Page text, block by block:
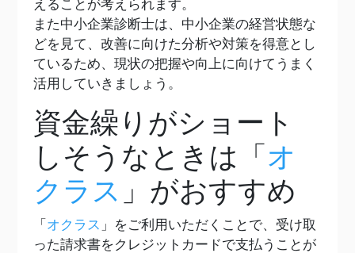
えることが考えられます。
また中小企業診断士は、中小企業の経営状態な
どを見て、改善に向けた分析や対策を得意とし
ているため、現状の把握や向上に向けてうまく
活用していきましょう。
資金繰りがショート
しそうなときは「 オ
クラス 」がおすすめ
「 オクラス 」をご利用いただくことで、受け取
った請求書をクレジットカードで支払うことが